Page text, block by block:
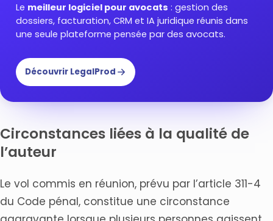
Le meilleur logiciel pour avocats : gestion des
dossiers, facturation, CRM et IA juridique réunis dans
une seule plateforme pensée par des avocats.
Découvrir LegalProd
Circonstances liées à la qualité de
l’auteur
Le vol commis en réunion, prévu par l’article 311-4
du Code pénal, constitue une circonstance